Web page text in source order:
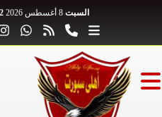
السبت 8 أغسطس 2026